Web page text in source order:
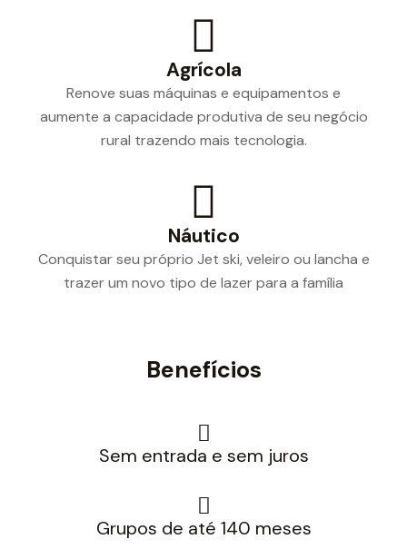
Agrícola
Renove suas máquinas e equipamentos e
aumente a capacidade produtiva de seu negócio
rural trazendo mais tecnologia.
Náutico
Conquistar seu próprio Jet ski, veleiro ou lancha e
trazer um novo tipo de lazer para a família
Benefícios
Sem entrada e sem juros
Grupos de até 140 meses